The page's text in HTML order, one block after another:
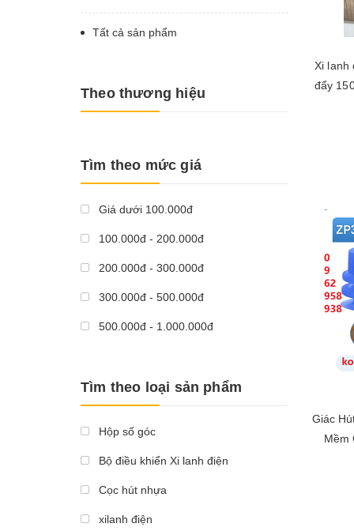
Xi lanh
đẩy 150kg
Giác
Mềm
Tất cả sản phẩm
Theo thương hiệu
Tìm theo mức giá
Giá dưới 100.000đ
100.000đ - 200.000đ
200.000đ - 300.000đ
300.000đ - 500.000đ
500.000đ - 1.000.000đ
Tìm theo loại sản phẩm
Hộp số góc
Bộ điều khiển Xi lanh điện
Cọc hút nhựa
xilanh điện